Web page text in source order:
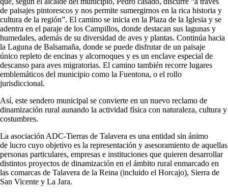
de paisajes pintorescos y nos permite sumergirnos en la rica historia y
cultura de la región”. El camino se inicia en la Plaza de la Iglesia y se
adentra en el paraje de los Campillos, donde destacan sus lagunas y
humedales, además de su diversidad de aves y plantas. Continúa hacia
la Laguna de Balsamaña, donde se puede disfrutar de un paisaje
único repleto de encinas y alcornoques y es un enclave especial de
descanso para aves migratorias. El camino también recorre lugares
emblemáticos del municipio como la Fuentona, o el rollo
jurisdiccional.
Así, este sendero municipal se convierte en un nuevo reclamo de
dinamización rural aunando la actividad física con naturaleza, cultura y
costumbres.
La asociación ADC-Tierras de Talavera es una entidad sin ánimo
de lucro cuyo objetivo es la representación y asesoramiento de aquellas
personas particulares, empresas e instituciones que quieren desarrollar
distintos proyectos de dinamización en el ámbito rural enmarcado en
las comarcas de Talavera de la Reina (incluido el Horcajo), Sierra de
San Vicente y La Jara.